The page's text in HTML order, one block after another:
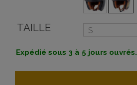
TAILLE
Expédié sous 3 à 5 jours ouvrés.